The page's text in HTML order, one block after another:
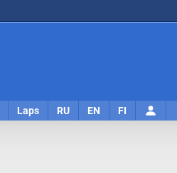
Laps RU EN FI